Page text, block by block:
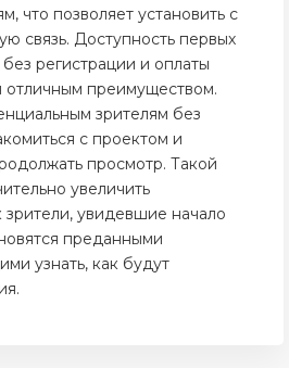
что позволяет установить с
связь. Доступность первых
регистрации и оплаты
отличным преимуществом.
зрителям без
с проектом и
просмотр. Такой
увеличить
зрители, увидевшие начало
преданными
узнать, как будут